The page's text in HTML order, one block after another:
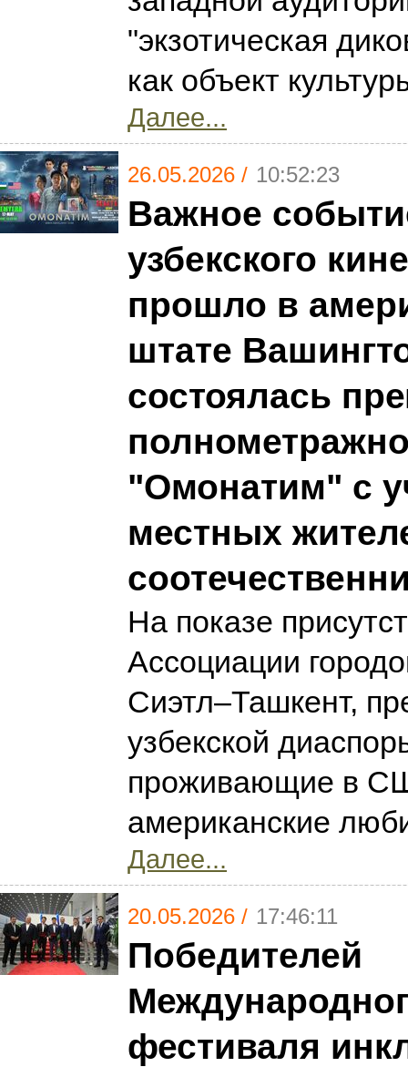
"экзотическая
как объект
Далее...
26.05.2026 / 10:52:23
Важное
узбекского
прошло в
штате
состоялась
"Омонатим" с
местных
На показе
Ассоциации
Сиэтл–Ташкент,
узбекской
проживающие в
американские
Далее...
20.05.2026 / 17:46:11
Победителей
фестиваля